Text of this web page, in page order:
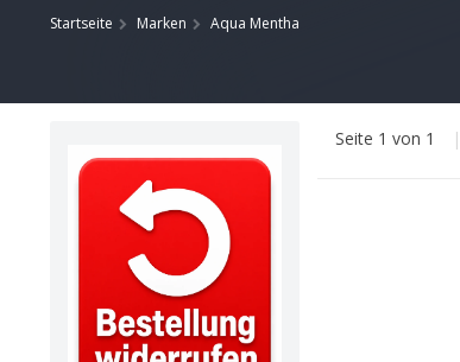
Startseite Marken Aqua Mentha
Seite 1 von 1 |